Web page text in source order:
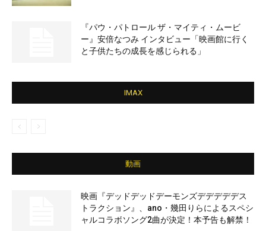
『パウ・パトロール ザ・マイティ・ムービ
ー』安倍なつみ インタビュー「映画館に行く
と子供たちの成長を感じられる」
IMAX
動画
映画『デッドデッドデーモンズデデデデデス
トラクション』、ano・幾田りらによるスペシ
ャルコラボソング2曲が決定！本予告も解禁！